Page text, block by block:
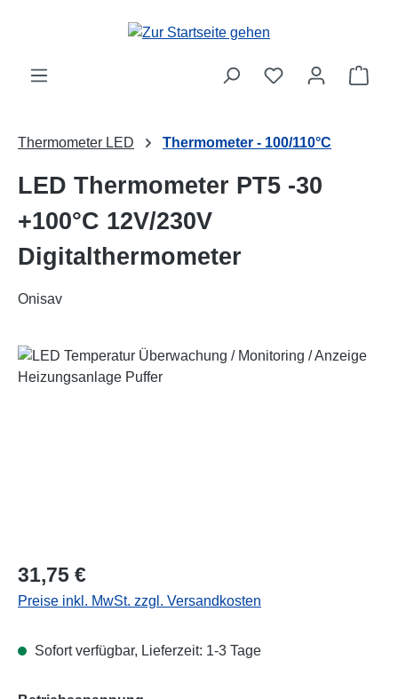
Zum Hauptinhalt springen
Thermometer LED Thermometer - 100/110°C
LED Thermometer PT5 -30
+100°C 12V/230V
Digitalthermometer
Onisav
Bildergalerie überspringen
Regulärer Preis:
31,75 €
Preise inkl. MwSt. zzgl. Versandkosten
Sofort verfügbar, Lieferzeit: 1-3 Tage